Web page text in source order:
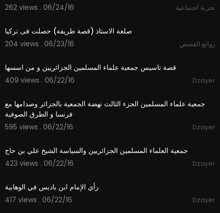
262 views . 06/24/16
تجربة اجتماعية
صلعة الاستاذ (قصة طريفة) حصلت فى تركيا
204 views . 06/23/16
روائع القصص
قصة تاسيس جمعية علماء المسلمين الجزائريين و من اسسها
409 views . 06/22/16
Dzayer
جمعية علماء المسلمين الجزء الثالث نهضة الجمعية بالجزائر وصدامها مع
فرنسا و الطرق الصوفية
595 views . 06/22/16
Dzayer
جمعية العلماء المسلمين الجزائريين والسياسة الشيخ علي بن حاج
423 views . 06/22/16
Dzayer
رأي الإمام ابن باديس في الوهابية
417 views . 06/22/16
Dzayer